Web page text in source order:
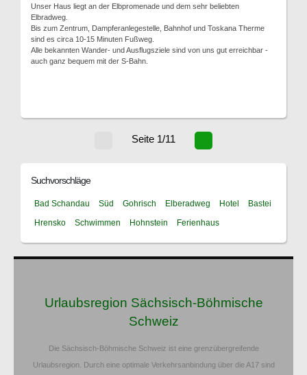
Unser Haus liegt an der Elbpromenade und dem sehr beliebten
Elbradweg.
Bis zum Zentrum, Dampferanlegestelle, Bahnhof und Toskana Therme
sind es circa 10-15 Minuten Fußweg.
Alle bekannten Wander- und Ausflugsziele sind von uns gut erreichbar -
auch ganz bequem mit der S-Bahn.
Seite 1/11
Suchvorschläge
Bad Schandau Süd Gohrisch Elberadweg Hotel
Bastei
Hrensko
Schwimmen Hohnstein Ferienhaus
Urlaubsregion Sächsisch-Böhmische
Schweiz
Die Sächsisch-Böhmische Schweiz ist eine grenzübergreifende
Urlaubsregion. Durch eine optimale Verkehrsanbindung über die A17 sind